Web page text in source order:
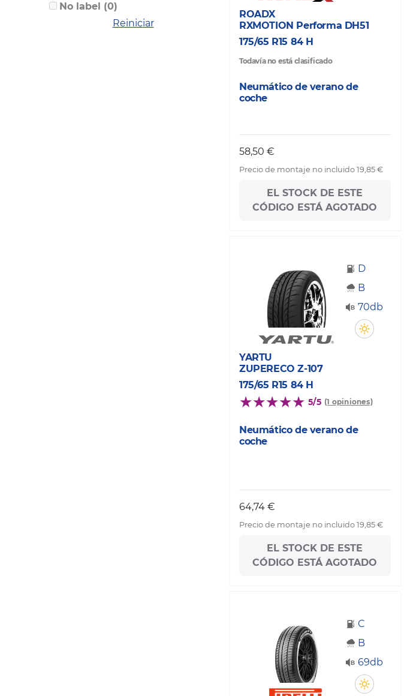
No label (0)
Reiniciar
ROADX
RXMOTION Performa DH51
175/65 R15 84 H
Todavía no está clasificado
Neumático de verano de
coche
58,50 €
Precio de montaje no incluido 19,85 €
EL STOCK DE ESTE
CÓDIGO ESTÁ AGOTADO
D
B
70db
YARTU
ZUPERECO Z-107
175/65 R15 84 H
5/5 (1 opiniones)
Neumático de verano de
coche
64,74 €
Precio de montaje no incluido 19,85 €
EL STOCK DE ESTE
CÓDIGO ESTÁ AGOTADO
C
B
69db